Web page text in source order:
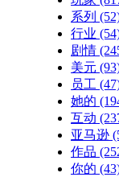
系列
行业
剧情
美元
员工
她的
互动
亚马逊
作品
你的